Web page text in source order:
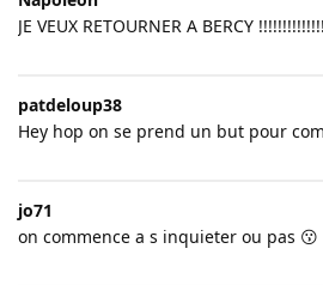
JE VEUX RETOURNER A BERCY
patdeloup38
Hey hop on se prend un but pour
jo71
on commence a s inquieter ou pas 😗